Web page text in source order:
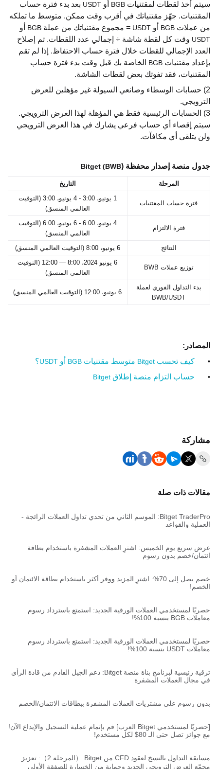
سيتم أخذ لقطات لمقتنيات BGB أو USDT بعد بدء فترة حساب
المقتنيات. جهّز مقتنياتك في أقرب وقت ممكن. متوسط ما تملكه
من عملات BGB أو USDT = مجموع مقتنياتك من عملة BGB أو
USDT وقت كل لقطة شاشة ÷ إجمالي عدد اللقطات. تم إصلاح
العدد الإجمالي للقطات خلال فترة حساب الاحتفاظ. إذا لم تقم
بإعداد مقتنيات BGB الخاصة بك قبل وقت بدء فترة حساب
المقتنيات، فقد تفوتك بعض لقطات الشاشة.
2) حسابات الوسطاء وصانعي السيولة غير مؤهلين للعرض
الترويجي.
3) الحسابات الرئيسية فقط هي المؤهلة لهذا العرض الترويجي.
سيتم إقصاء أي حساب فرعي يشارك في هذا العرض الترويجي
ولن يتلقى أي مكافآت.
جدول منصة إصدار محفظة Bitget (BWB)
المرحلة التاريخ
فترة حساب المقتنيات
1 يونيو، 3:00 - 4 يونيو، 3:00 (التوقيت
العالمي المنسق)
فترة الالتزام
4 يونيو، 6:00 - 6 يونيو، 6:00 (التوقيت
العالمي المنسق)
النتائج
6 يونيو، 8:00 (التوقيت العالمي المنسق)
توزيع عملات BWB
6 يونيو 2024، 8:00 — 12:00 (التوقيت
العالمي المنسق)
بدء التداول الفوري لعملة
BWB/USDT
6 يونيو، 12:00 (التوقيت العالمي المنسق)
المصادر:
• كيف تحسب Bitget متوسط مقتنيات BGB أو USDT؟
• حساب التزام منصة إطلاق Bitget
مشاركة
مقالات ذات صلة
Bitget TraderPro: الموسم الثاني من تحدي تداول العملات الرائجة -
العملية والقواعد
عرض سريع يوم الخميس: اشترِ العملات المشفرة باستخدام بطاقة
ائتمان/خصم بدون رسوم
خصم يصل إلى 70%: اشترِ المزيد ووفر أكثر باستخدام بطاقة الائتمان أو
الخصم!
حصريًا لمستخدمي العملات الورقية الجديد: استمتع باسترداد رسوم
معاملات BGB بنسبة 100%!
حصريًا لمستخدمي العملات الورقية الجديد: استمتع باسترداد رسوم
معاملات USDT بنسبة 100%!
ترقية رئيسية لبرنامج بناة منصة Bitget: دعم الجيل القادم من قادة الرأي
في مجال العملات المشفرة
بدون رسوم على مشتريات العملات المشفرة ببطاقات الائتمان/الخصم
[حصريًا لمستخدمي Bitget العرب] قم بإتمام عملية التسجيل والإيداع الآن!
مع جوائز تصل حتى الـ 80$ لكل مستخدم!
مسابقة التداول بالنسخ لعقود CFD من Bitget （المرحلة 2）: تعزيز
مجمّع العرض الترويجي الجديد وحماية من الخسارة للصفقة الأولى